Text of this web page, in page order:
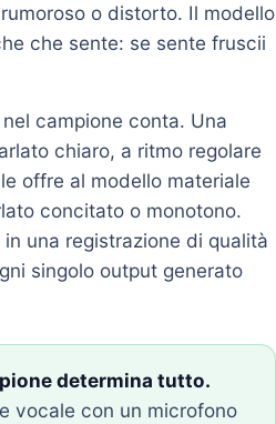
o distorto. Il modello
che sente: se sente fruscii
campione conta. Una
chiaro, a ritmo regolare
offre al modello materiale
concitato o monotono.
una registrazione di qualità
singolo output generato
determina tutto.
vocale con un microfono